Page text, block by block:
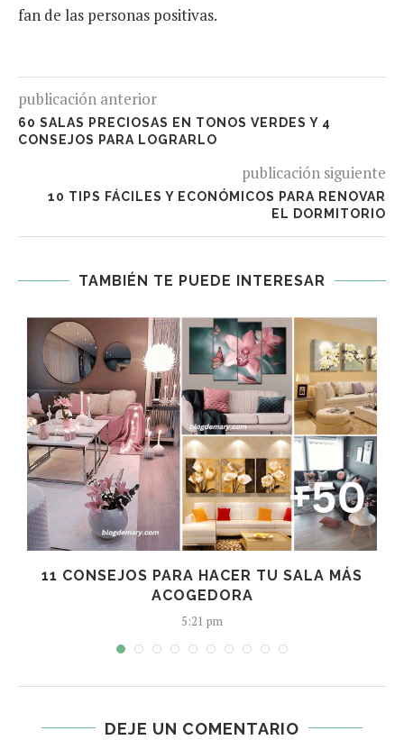
fan de las personas positivas.
publicación anterior
60 SALAS PRECIOSAS EN TONOS VERDES Y 4
CONSEJOS PARA LOGRARLO
publicación siguiente
10 TIPS FÁCILES Y ECONÓMICOS PARA RENOVAR
EL DORMITORIO
TAMBIÉN TE PUEDE INTERESAR
11 CONSEJOS PARA HACER TU SALA MÁS
ACOGEDORA
5:21 pm
DEJE UN COMENTARIO